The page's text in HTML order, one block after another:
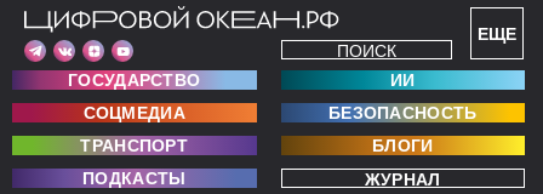
ЕЩЕ
ПОИСК
ГОСУДАРСТВО
ИИ
СОЦМЕДИА
БЕЗОПАСНОСТЬ
ТРАНСПОРТ
БЛОГИ
ПОДКАСТЫ
ЖУРНАЛ